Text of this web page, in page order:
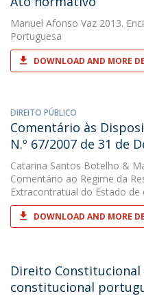
Manuel Afonso Vaz 2013.
Portuguesa
DOWNLOAD AND MORE
DIREITO PÚBLICO
Comentário às
N.º 67/2007 de 31 de
Catarina Santos Botelho &
Comentário ao Regime da
Extracontratual do Estado de
DOWNLOAD AND MORE
Direito Constitucional
constitucional